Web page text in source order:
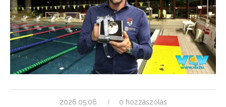
2026.05.06. 0 hozzászólás